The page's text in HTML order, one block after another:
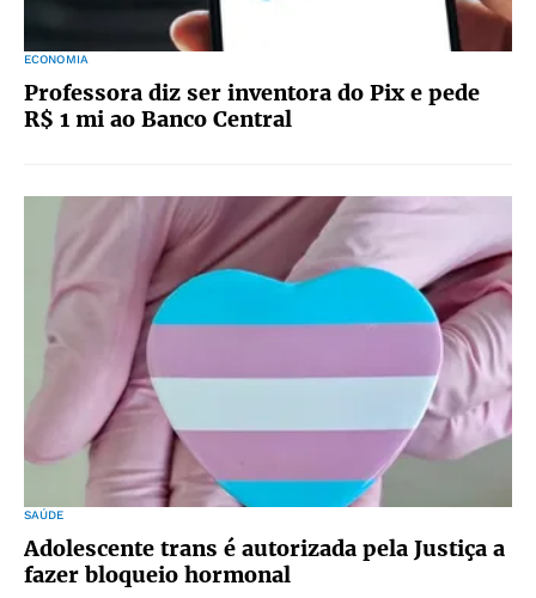
ECONOMIA
Professora diz ser inventora do Pix e pede
R$ 1 mi ao Banco Central
SAÚDE
Adolescente trans é autorizada pela Justiça a
fazer bloqueio hormonal